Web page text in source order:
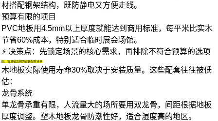
材搭配钢架结构，既防静电又方便走线。
预算有限的项目
PVC地板用4.5mm以上厚度就能达到商用标准，每平米比实木
节省60%成本，特别适合临时展会场馆。
⚡ 决策点：先锁定场景的核心需求，再排除不符合预算的选项
四、容易被忽视的安装配件清单
木地板实际使用寿命30%取决于安装质量。这些配套往往被低
估：
龙骨系统
单龙骨承重有限，人流量大的场所要用双龙骨，间距根据地板
厚度调整。塑木地板龙骨 防潮性好，适合湿度高的地区。